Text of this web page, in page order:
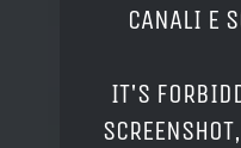
CANALI E
IT'S